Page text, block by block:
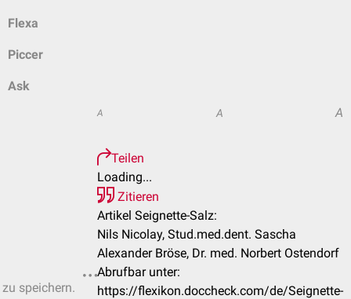
Flexa
Piccer
Ask
speichern.
A A A
Teilen
Loading...
Zitieren
Artikel Seignette-Salz:
Nils Nicolay, Stud.med.dent. Sascha
Alexander Bröse, Dr. med. Norbert Ostendorf
Abrufbar unter:
https://flexikon.doccheck.com/de/Seignette-